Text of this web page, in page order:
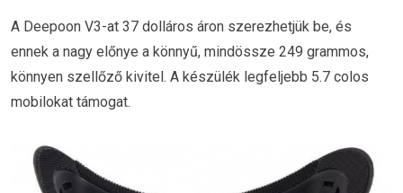
A Deepoon V3-at 37 dolláros áron szerezhetjük be, és
ennek a nagy előnye a könnyű, mindössze 249 grammos,
könnyen szellőző kivitel. A készülék legfeljebb 5.7 colos
mobilokat támogat.